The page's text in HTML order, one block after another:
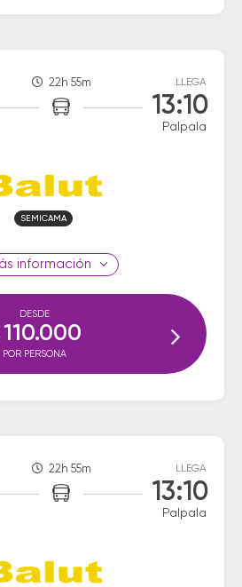
22h 55m LLEGA
13:10
Palpala
SEMICAMA
información
DESDE
110.000
POR PERSONA
22h 55m LLEGA
13:10
Palpala